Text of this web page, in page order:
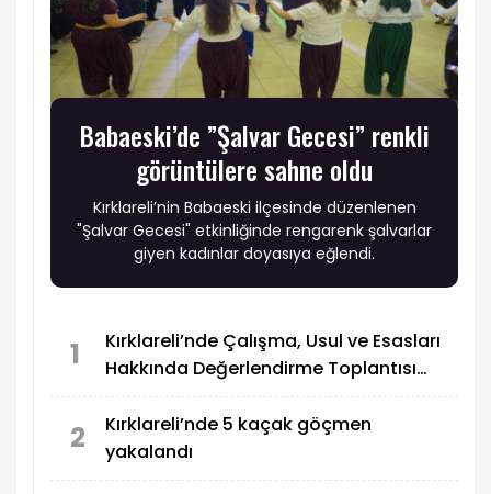
Babaeski’de ”Şalvar Gecesi” renkli
görüntülere sahne oldu
Kırklareli’nin Babaeski ilçesinde düzenlenen
"Şalvar Gecesi" etkinliğinde rengarenk şalvarlar
giyen kadınlar doyasıya eğlendi.
1
Kırklareli’nde Çalışma, Usul ve Esasları
Hakkında Değerlendirme Toplantısı
2
Kırklareli’nde 5 kaçak göçmen
yakalandı